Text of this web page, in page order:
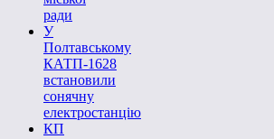
ради
У
Полтавському
КАТП-1628
встановили
сонячну
електростанцію
КП